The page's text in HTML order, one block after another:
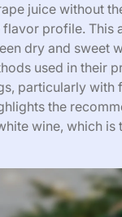
juice without
profile. This
dry and sweet
used in their
particularly with
the
wine, which is